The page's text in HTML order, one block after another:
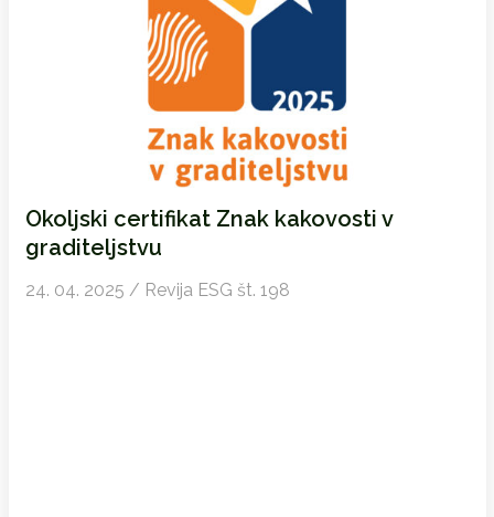
Okoljski certifikat Znak kakovosti v
graditeljstvu
24. 04. 2025 / Revija ESG št. 198